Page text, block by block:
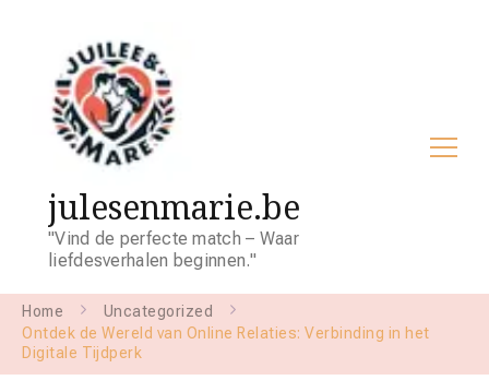
julesenmarie.be
"Vind de perfecte match – Waar
liefdesverhalen beginnen."
Home
Uncategorized
Ontdek de Wereld van Online Relaties: Verbinding in het
Digitale Tijdperk